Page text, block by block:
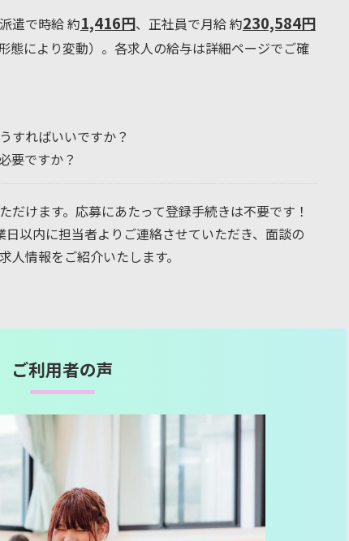
遣で時給 約1,416円、正社員で月給 約230,584円
態により変動）。各求人の給与は詳細ページでご確
すればいいですか？
要ですか？
だけます。応募にあたって登録手続きは不要です！
日以内に担当者よりご連絡させていただき、面談の
人情報をご紹介いたします。
ご利用者の声